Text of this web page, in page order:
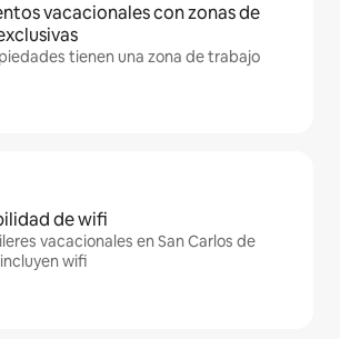
vacacionales con zonas de
tienen una zona de trabajo
de wifi
vacacionales en San Carlos de
wifi